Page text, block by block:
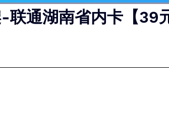
通湖南省内卡【39